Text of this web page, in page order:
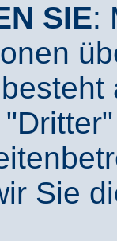
SIE:
Sie